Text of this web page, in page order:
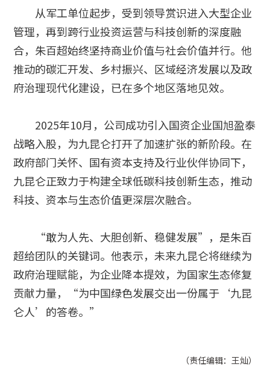
从军工单位起步，受到领导赏识进入大型企业
管理，再到跨行业投资运营与科技创新的深度融
合，朱百超始终坚持商业价值与社会价值并行。他
推动的碳汇开发、乡村振兴、区域经济发展以及政
府治理现代化建设，已在多个地区落地见效。
2025年10月，公司成功引入国资企业国旭盈泰
战略入股，为九昆仑打开了加速扩张的新阶段。在
政府部门关怀、国有资本支持及行业伙伴协同下，
九昆仑正致力于构建全球低碳科技创新生态，推动
科技、资本与生态价值更深层次融合。
“敢为人先、大胆创新、稳健发展”，是朱百
超给团队的关键词。他表示，未来九昆仑将继续为
政府治理赋能，为企业降本提效，为国家生态修复
贡献力量，“为中国绿色发展交出一份属于‘九昆
仑人’的答卷。”
（责任编辑：王灿）